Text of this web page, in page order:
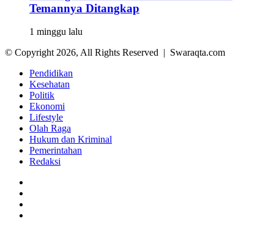
Temannya Ditangkap
1 minggu lalu
© Copyright 2026, All Rights Reserved | Swaraqta.com
Pendidikan
Kesehatan
Politik
Ekonomi
Lifestyle
Olah Raga
Hukum dan Kriminal
Pemerintahan
Redaksi